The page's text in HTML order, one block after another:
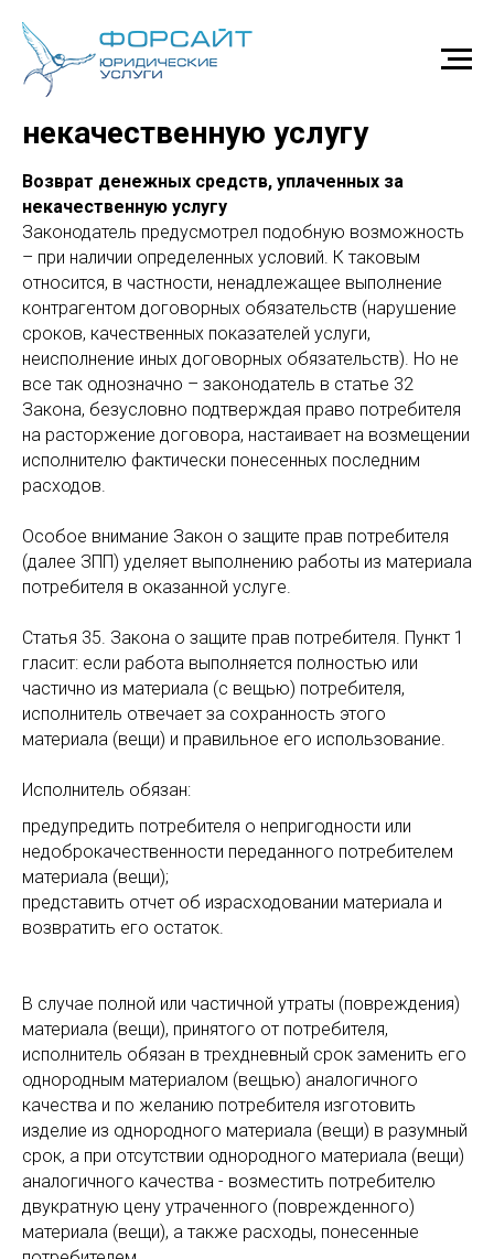
Возврат денег за
некачественную услугу
Возврат денежных средств, уплаченных за
некачественную услугу
Законодатель предусмотрел подобную возможность
– при наличии определенных условий. К таковым
относится, в частности, ненадлежащее выполнение
контрагентом договорных обязательств (нарушение
сроков, качественных показателей услуги,
неисполнение иных договорных обязательств). Но не
все так однозначно – законодатель в статье 32
Закона, безусловно подтверждая право потребителя
на расторжение договора, настаивает на возмещении
исполнителю фактически понесенных последним
расходов.
Особое внимание Закон о защите прав потребителя
(далее ЗПП) уделяет выполнению работы из материала
потребителя в оказанной услуге.
Статья 35. Закона о защите прав потребителя. Пункт 1
гласит: если работа выполняется полностью или
частично из материала (с вещью) потребителя,
исполнитель отвечает за сохранность этого
материала (вещи) и правильное его использование.
Исполнитель обязан:
предупредить потребителя о непригодности или
недоброкачественности переданного потребителем
материала (вещи);
представить отчет об израсходовании материала и
возвратить его остаток.
В случае полной или частичной утраты (повреждения)
материала (вещи), принятого от потребителя,
исполнитель обязан в трехдневный срок заменить его
однородным материалом (вещью) аналогичного
качества и по желанию потребителя изготовить
изделие из однородного материала (вещи) в разумный
срок, а при отсутствии однородного материала (вещи)
аналогичного качества - возместить потребителю
двукратную цену утраченного (поврежденного)
материала (вещи), а также расходы, понесенные